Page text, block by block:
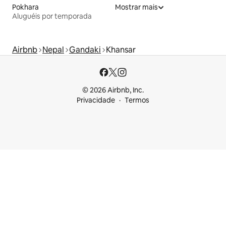
Pokhara
Aluguéis por temporada
Mostrar mais
Airbnb Nepal Gandaki Khansar
© 2026 Airbnb, Inc.
Privacidade
Termos